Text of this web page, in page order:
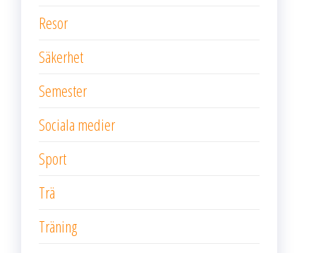
Resor
Säkerhet
Semester
Sociala medier
Sport
Trä
Träning